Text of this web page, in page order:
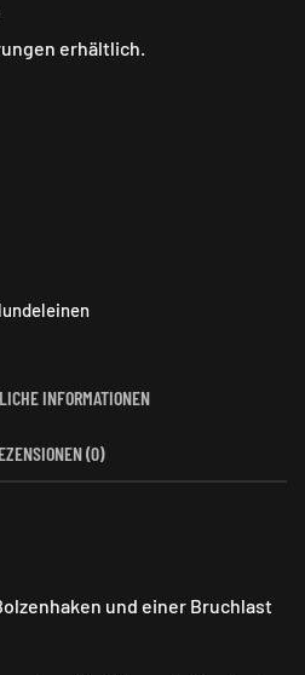
erhältlich.
INFORMATIONEN
(0)
und einer Bruchlast